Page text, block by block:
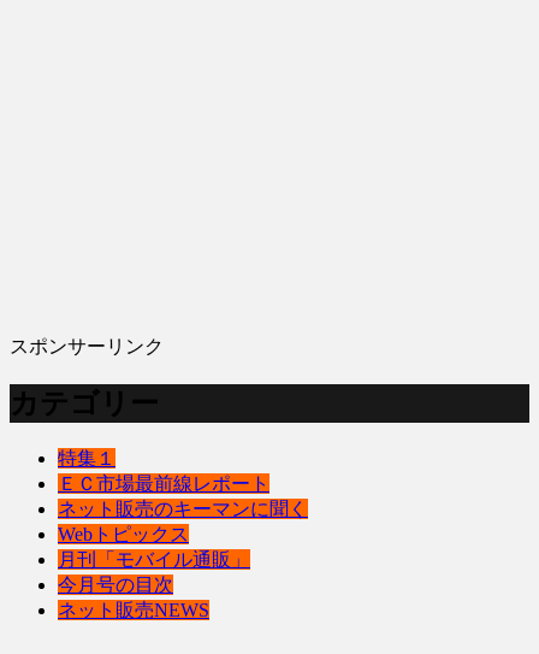
スポンサーリンク
カテゴリー
特集１
ＥＣ市場最前線レポート
ネット販売のキーマンに聞く
Webトピックス
月刊「モバイル通販」
今月号の目次
ネット販売NEWS